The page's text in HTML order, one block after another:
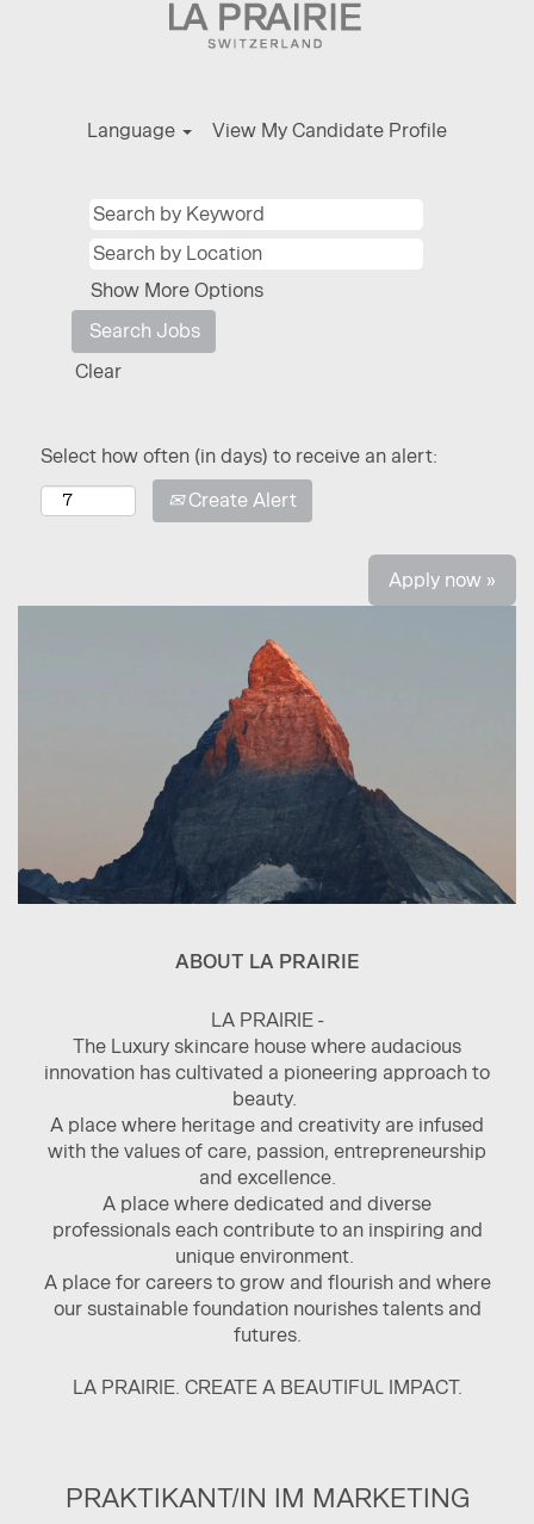
Language View My Candidate Profile
Show More Options
Clear
Select how often (in days) to receive an alert:
Create Alert
Apply now »
ABOUT LA PRAIRIE
LA PRAIRIE -
The Luxury skincare house where audacious
innovation has cultivated a pioneering approach to
beauty.
A place where heritage and creativity are infused
with the values of care, passion, entrepreneurship
and excellence.
A place where dedicated and diverse
professionals each contribute to an inspiring and
unique environment.
A place for careers to grow and flourish and where
our sustainable foundation nourishes talents and
futures.
LA PRAIRIE. CREATE A BEAUTIFUL IMPACT.
PRAKTIKANT/IN IM MARKETING